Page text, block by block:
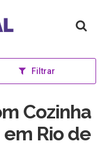
Filtrar
Cozinha
Rio de